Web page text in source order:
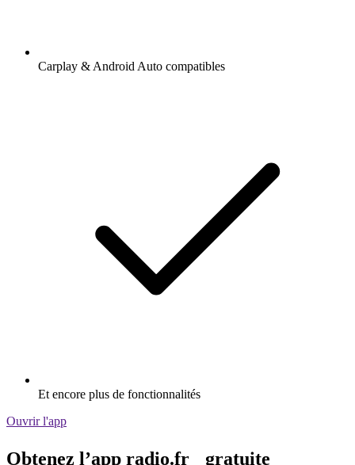
Carplay & Android Auto compatibles
Et encore plus de fonctionnalités
Ouvrir l'app
Obtenez l’app radio.fr gratuite